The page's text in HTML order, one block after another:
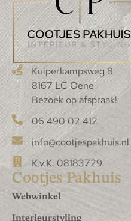
Kuiperkampsweg 8
8167 LC Oene
Bezoek op afspraak!
06 490 02 412
info@cootjespakhuis.nl
K.v.K. 08183729
Cootjes Pakhuis
Webwinkel
Interieurstyling